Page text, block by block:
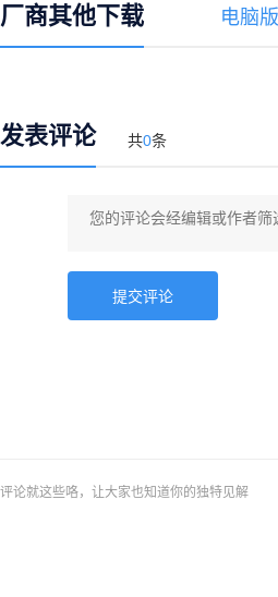
厂商其他下载 电脑版
发表评论 共0条
评论就这些咯，让大家也知道你的独特见解